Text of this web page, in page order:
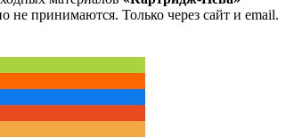
не принимаются. Только через сайт и email.